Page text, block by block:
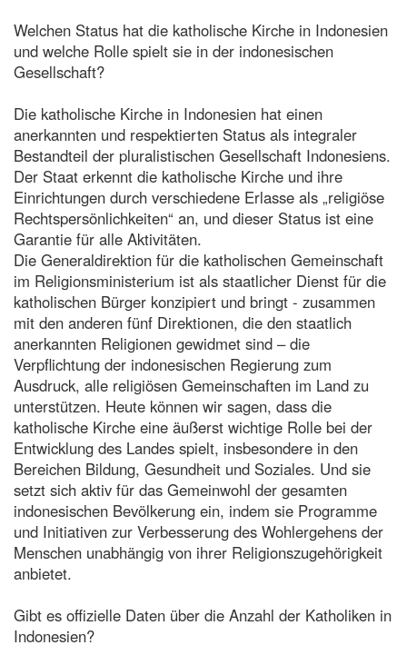
Welchen Status hat die katholische Kirche in Indonesien
und welche Rolle spielt sie in der indonesischen
Gesellschaft?
Die katholische Kirche in Indonesien hat einen
anerkannten und respektierten Status als integraler
Bestandteil der pluralistischen Gesellschaft Indonesiens.
Der Staat erkennt die katholische Kirche und ihre
Einrichtungen durch verschiedene Erlasse als „religiöse
Rechtspersönlichkeiten“ an, und dieser Status ist eine
Garantie für alle Aktivitäten.
Die Generaldirektion für die katholischen Gemeinschaft
im Religionsministerium ist als staatlicher Dienst für die
katholischen Bürger konzipiert und bringt - zusammen
mit den anderen fünf Direktionen, die den staatlich
anerkannten Religionen gewidmet sind – die
Verpflichtung der indonesischen Regierung zum
Ausdruck, alle religiösen Gemeinschaften im Land zu
unterstützen. Heute können wir sagen, dass die
katholische Kirche eine äußerst wichtige Rolle bei der
Entwicklung des Landes spielt, insbesondere in den
Bereichen Bildung, Gesundheit und Soziales. Und sie
setzt sich aktiv für das Gemeinwohl der gesamten
indonesischen Bevölkerung ein, indem sie Programme
und Initiativen zur Verbesserung des Wohlergehens der
Menschen unabhängig von ihrer Religionszugehörigkeit
anbietet.
Gibt es offizielle Daten über die Anzahl der Katholiken in
Indonesien?